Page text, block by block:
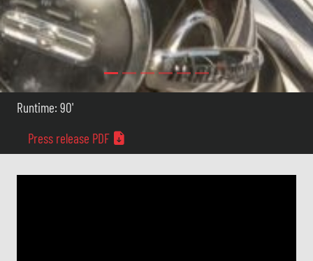
Runtime: 90'
Press release PDF